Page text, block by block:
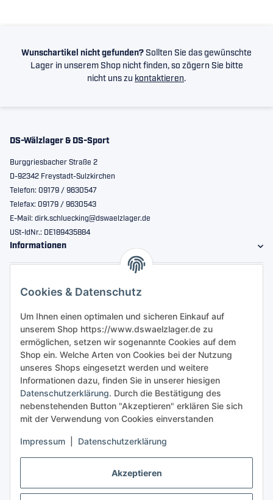
Akzeptieren
Cookies & Datenschutz
Um Ihnen einen optimalen und sicheren Einkauf auf
unserem Shop https://www.dswaelzlager.de zu
ermöglichen, setzen wir sogenannte Cookies auf dem
Shop ein. Welche Arten von Cookies bei der Nutzung
unseres Shops eingesetzt werden und weitere
Informationen dazu, finden Sie in unserer hiesigen
Datenschutzerklärung. Durch die Bestätigung des
nebenstehenden Button "Akzeptieren" erklären Sie sich
mit der Verwendung von Cookies einverstanden
Impressum Datenschutzerklärung
Wunschartikel nicht gefunden? Sollten Sie das gewünschte
Lager in unserem Shop nicht finden, so zögern Sie bitte
nicht uns zu kontaktieren.
DS-Wälzlager & DS-Sport
Burggriesbacher Straße 2
D-92342 Freystadt-Sulzkirchen
Telefon: 09179 / 9630547
Telefax: 09179 / 9630543
E-Mail: dirk.schluecking@dswaelzlager.de
USt-IdNr.: DE189435884
Informationen
Sicher bestellen